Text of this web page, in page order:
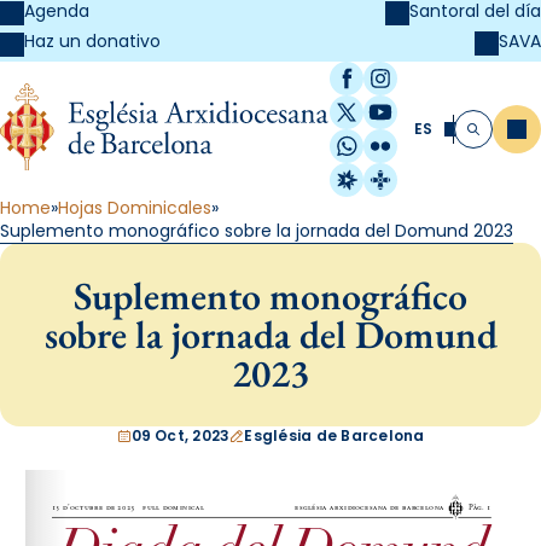
Agenda
Haz un donativo
Santoral del día
SAVA
Facebook
Instagram
X / Twitter
YouTube
WhatsApp
Flickr
Radio Estel
Catalunya
ES Buscar
Home Hojas Dominicales
Suplemento monográfico sobre la jornada del Domund 2023
Suplemento monográfico
sobre la jornada del Domund
2023
09 Oct, 2023 Església de Barcelona